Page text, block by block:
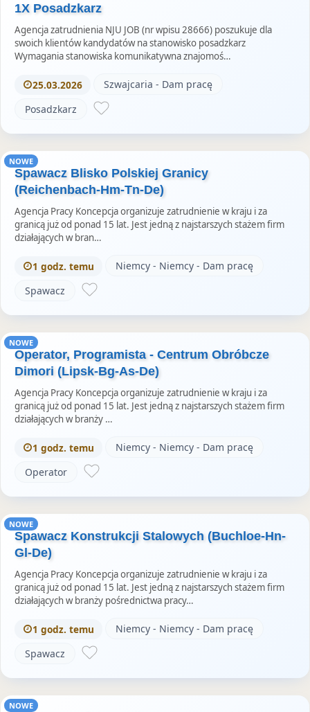
1X Posadzkarz
Agencja zatrudnienia NJU JOB (nr wpisu 28666) poszukuje dla
swoich klientów kandydatów na stanowisko posadzkarz
Wymagania stanowiska komunikatywna znajomoś…
25.03.2026
Szwajcaria - Dam pracę
Posadzkarz
NOWE
Spawacz Blisko Polskiej Granicy
(Reichenbach-Hm-Tn-De)
Agencja Pracy Koncepcja organizuje zatrudnienie w kraju i za
granicą już od ponad 15 lat. Jest jedną z najstarszych stażem firm
działających w bran…
1 godz. temu
Niemcy - Niemcy - Dam pracę
Spawacz
NOWE
Operator, Programista - Centrum Obróbcze
Dimori (Lipsk-Bg-As-De)
Agencja Pracy Koncepcja organizuje zatrudnienie w kraju i za
granicą już od ponad 15 lat. Jest jedną z najstarszych stażem firm
działających w branży …
1 godz. temu
Niemcy - Niemcy - Dam pracę
Operator
NOWE
Spawacz Konstrukcji Stalowych (Buchloe-Hn-
Gl-De)
Agencja Pracy Koncepcja organizuje zatrudnienie w kraju i za
granicą już od ponad 15 lat. Jest jedną z najstarszych stażem firm
działających w branży pośrednictwa pracy…
1 godz. temu
Niemcy - Niemcy - Dam pracę
Spawacz
NOWE